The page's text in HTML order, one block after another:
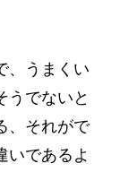
、うまくい
うでないと
、それがで
いであるよ